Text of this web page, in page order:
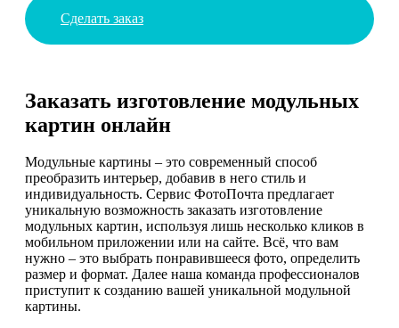
Сделать заказ
Заказать изготовление модульных
картин онлайн
Модульные картины – это современный способ
преобразить интерьер, добавив в него стиль и
индивидуальность. Сервис ФотоПочта предлагает
уникальную возможность заказать изготовление
модульных картин, используя лишь несколько кликов в
мобильном приложении или на сайте. Всё, что вам
нужно – это выбрать понравившееся фото, определить
размер и формат. Далее наша команда профессионалов
приступит к созданию вашей уникальной модульной
картины.